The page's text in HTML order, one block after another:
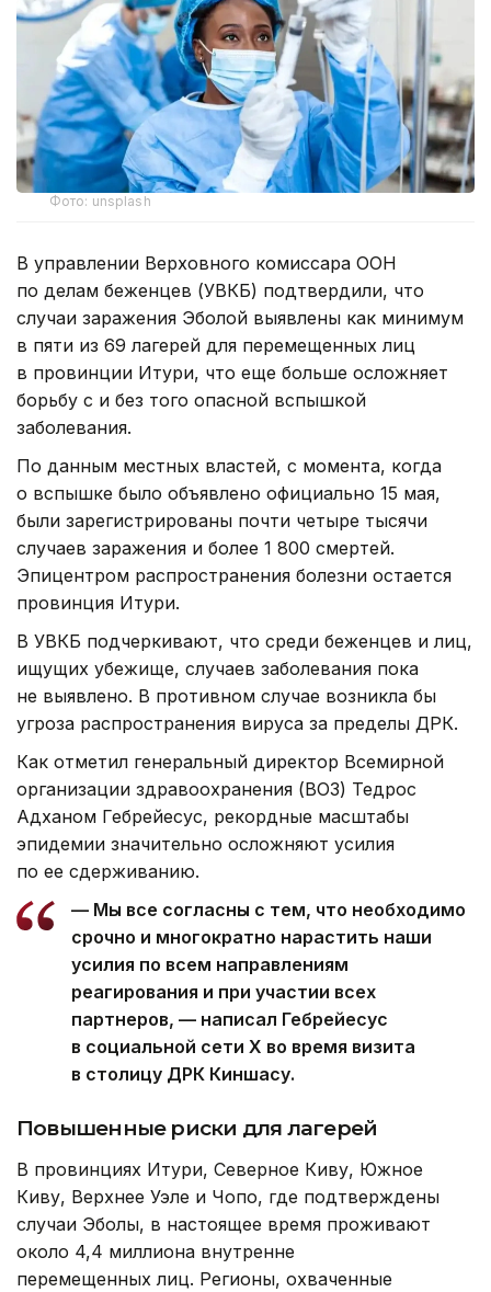
Фото: unsplash
В управлении Верховного комиссара ООН
по делам беженцев (УВКБ) подтвердили, что
случаи заражения Эболой выявлены как минимум
в пяти из 69 лагерей для перемещенных лиц
в провинции Итури, что еще больше осложняет
борьбу с и без того опасной вспышкой
заболевания.
По данным местных властей, с момента, когда
о вспышке было объявлено официально 15 мая,
были зарегистрированы почти четыре тысячи
случаев заражения и более 1 800 смертей.
Эпицентром распространения болезни остается
провинция Итури.
В УВКБ подчеркивают, что среди беженцев и лиц,
ищущих убежище, случаев заболевания пока
не выявлено. В противном случае возникла бы
угроза распространения вируса за пределы ДРК.
Как отметил генеральный директор Всемирной
организации здравоохранения (ВОЗ) Тедрос
Адханом Гебрейесус, рекордные масштабы
эпидемии значительно осложняют усилия
по ее сдерживанию.
— Мы все согласны с тем, что необходимо
срочно и многократно нарастить наши
усилия по всем направлениям
реагирования и при участии всех
партнеров, — написал Гебрейесус
в социальной сети Х во время визита
в столицу ДРК Киншасу.
Повышенные риски для лагерей
В провинциях Итури, Северное Киву, Южное
Киву, Верхнее Уэле и Чопо, где подтверждены
случаи Эболы, в настоящее время проживают
около 4,4 миллиона внутренне
перемещенных лиц. Регионы, охваченные